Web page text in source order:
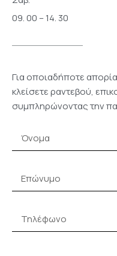
09. 00 – 14. 30
Για οποιαδήποτε απορία
κλείσετε ραντεβού,
συμπληρώνοντας την